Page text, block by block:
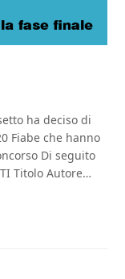
ha deciso di
Fiabe che hanno
Di seguito
Titolo Autore…